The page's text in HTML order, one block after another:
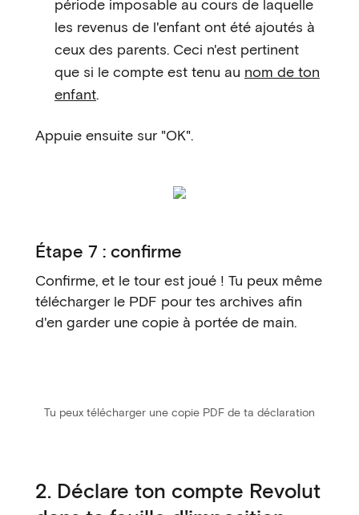
période imposable au cours de laquelle
les revenus de l'enfant ont été ajoutés à
ceux des parents. Ceci n'est pertinent
que si le compte est tenu au nom de ton
enfant.
Appuie ensuite sur "OK".
Étape 7 : confirme
Confirme, et le tour est joué ! Tu peux même
télécharger le PDF pour tes archives afin
d'en garder une copie à portée de main.
Tu peux télécharger une copie PDF de ta déclaration
2. Déclare ton compte Revolut